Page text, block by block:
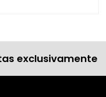
exclusivamente